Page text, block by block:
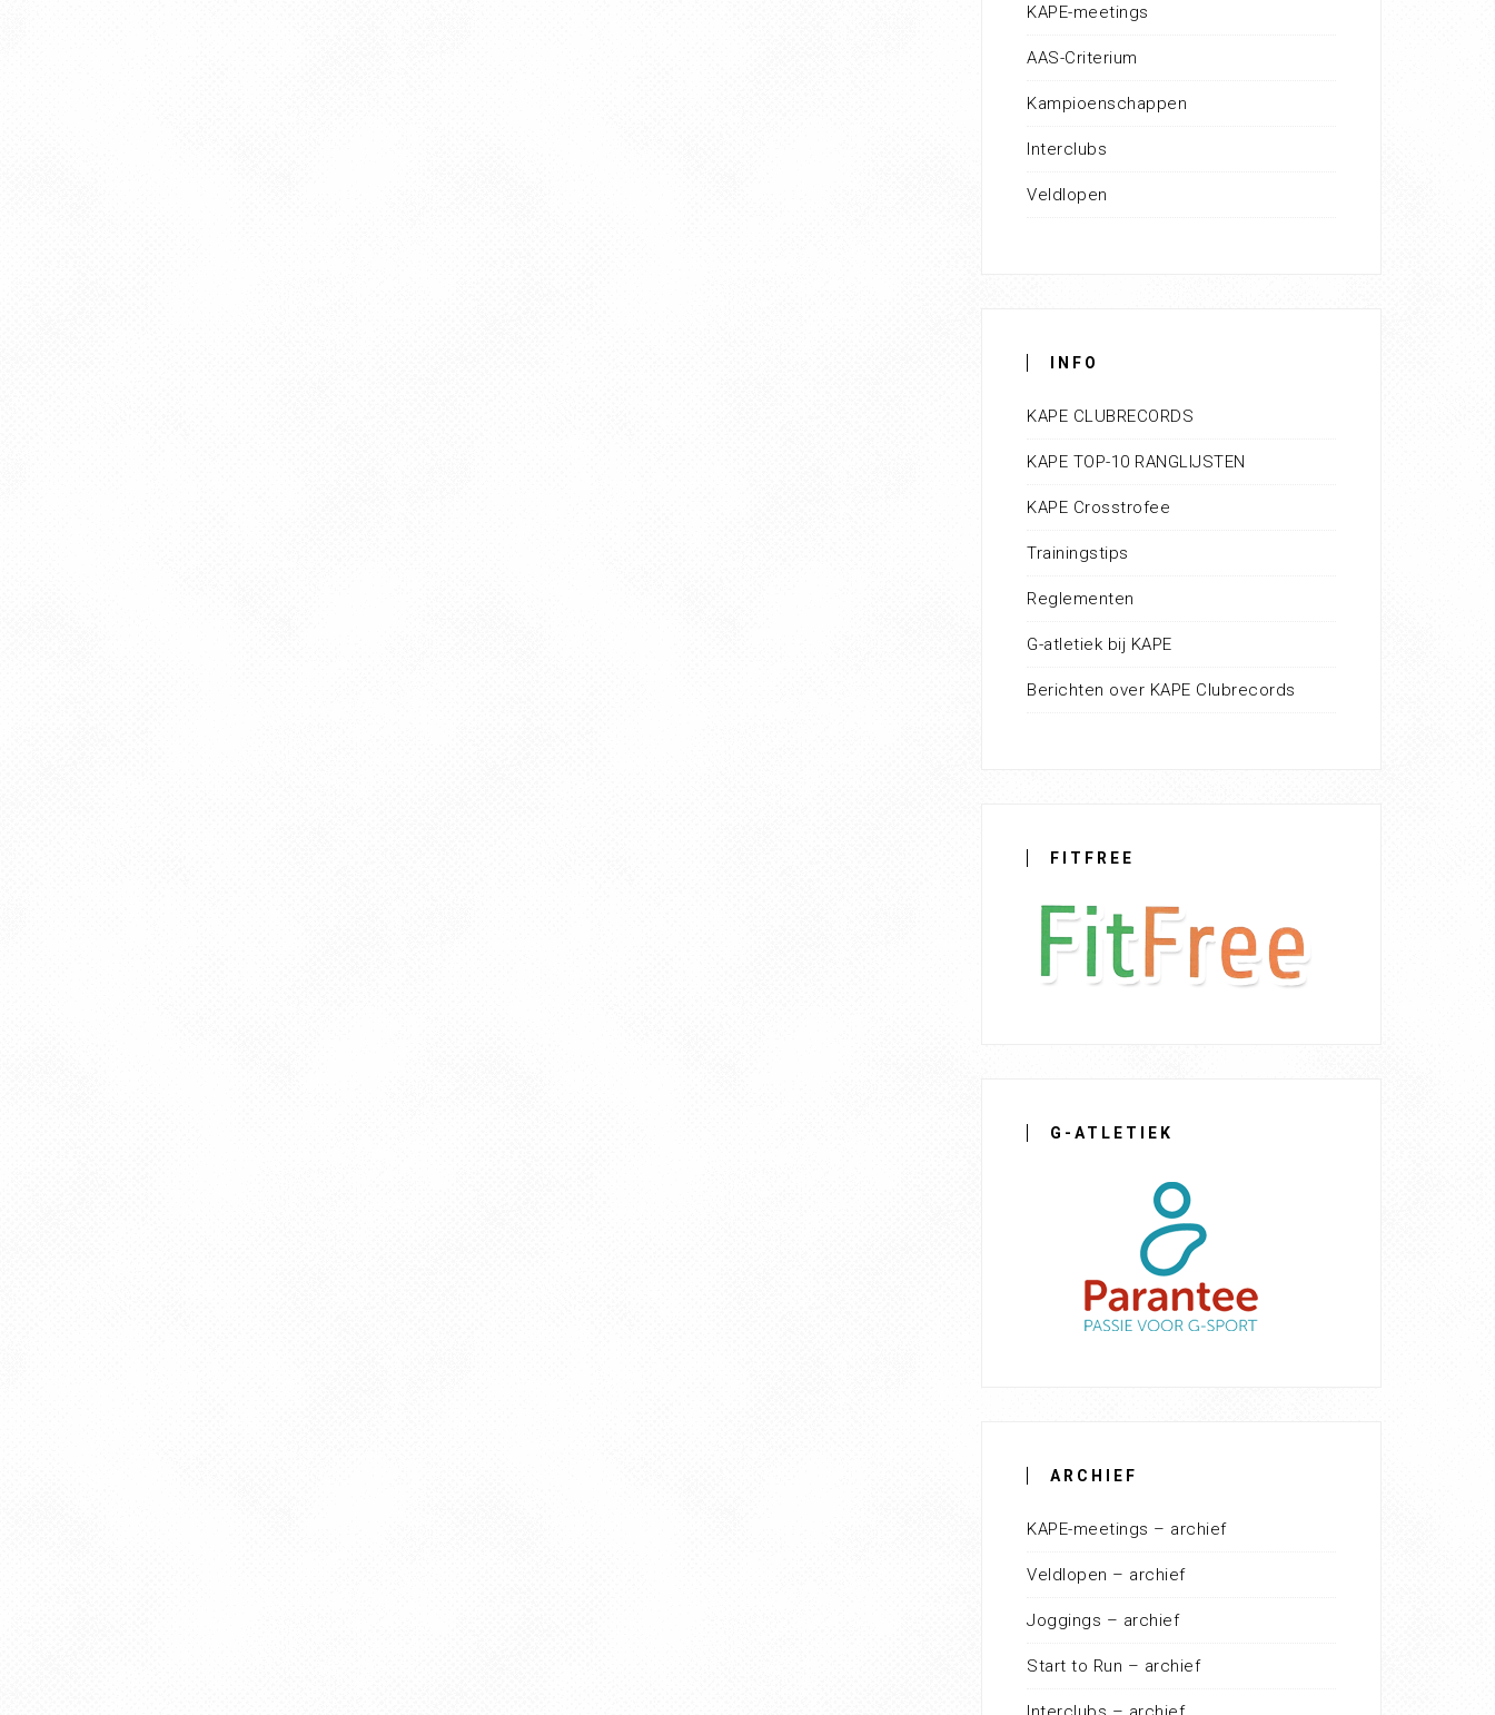
KAPE-meetings
AAS-Criterium
Kampioenschappen
Interclubs
Veldlopen
INFO
KAPE CLUBRECORDS
KAPE TOP-10 RANGLIJSTEN
KAPE Crosstrofee
Trainingstips
Reglementen
G-atletiek bij KAPE
Berichten over KAPE Clubrecords
FITFREE
G-ATLETIEK
ARCHIEF
KAPE-meetings – archief
Veldlopen – archief
Joggings – archief
Start to Run – archief